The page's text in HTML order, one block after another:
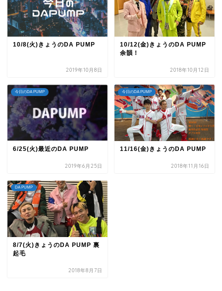
10/8(火)きょうのDA PUMP
2019年10月8日
10/12(金)きょうのDA PUMP
余韻！
2018年10月12日
今日のDA PUMP
6/25(火)最近のDA PUMP
2019年6月25日
今日のDA PUMP
11/16(金)きょうのDA PUMP
2018年11月16日
DA PUMP
8/7(火)きょうのDA PUMP 裏
起毛
2018年8月7日